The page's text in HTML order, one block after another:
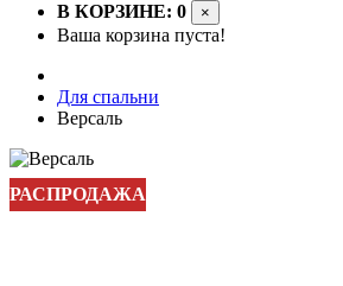
В КОРЗИНЕ: 0 ×
Ваша корзина пуста!
Для спальни
Версаль
РАСПРОДАЖА